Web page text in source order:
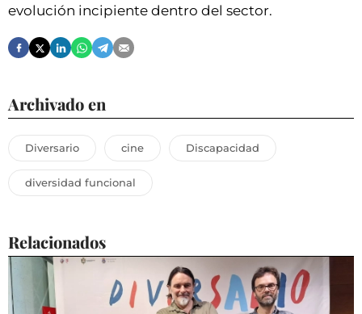
evolución incipiente dentro del sector.
Archivado en
Diversario cine Discapacidad
diversidad funcional
Relacionados